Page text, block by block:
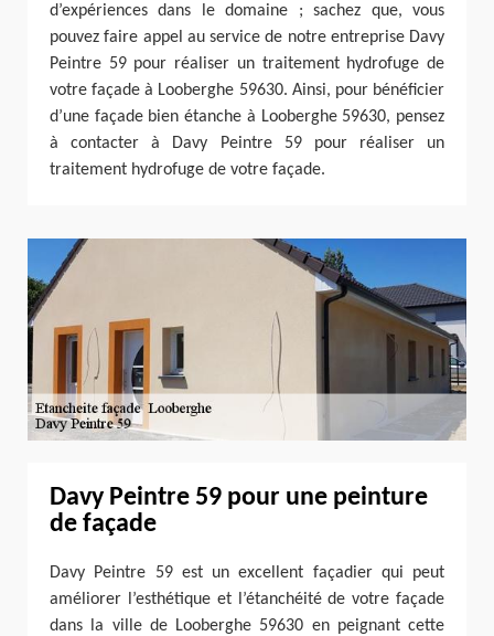
d’expériences dans le domaine ; sachez que, vous
pouvez faire appel au service de notre entreprise Davy
Peintre 59 pour réaliser un traitement hydrofuge de
votre façade à Looberghe 59630. Ainsi, pour bénéficier
d’une façade bien étanche à Looberghe 59630, pensez
à contacter à Davy Peintre 59 pour réaliser un
traitement hydrofuge de votre façade.
Davy Peintre 59 pour une peinture
de façade
Davy Peintre 59 est un excellent façadier qui peut
améliorer l’esthétique et l’étanchéité de votre façade
dans la ville de Looberghe 59630 en peignant cette